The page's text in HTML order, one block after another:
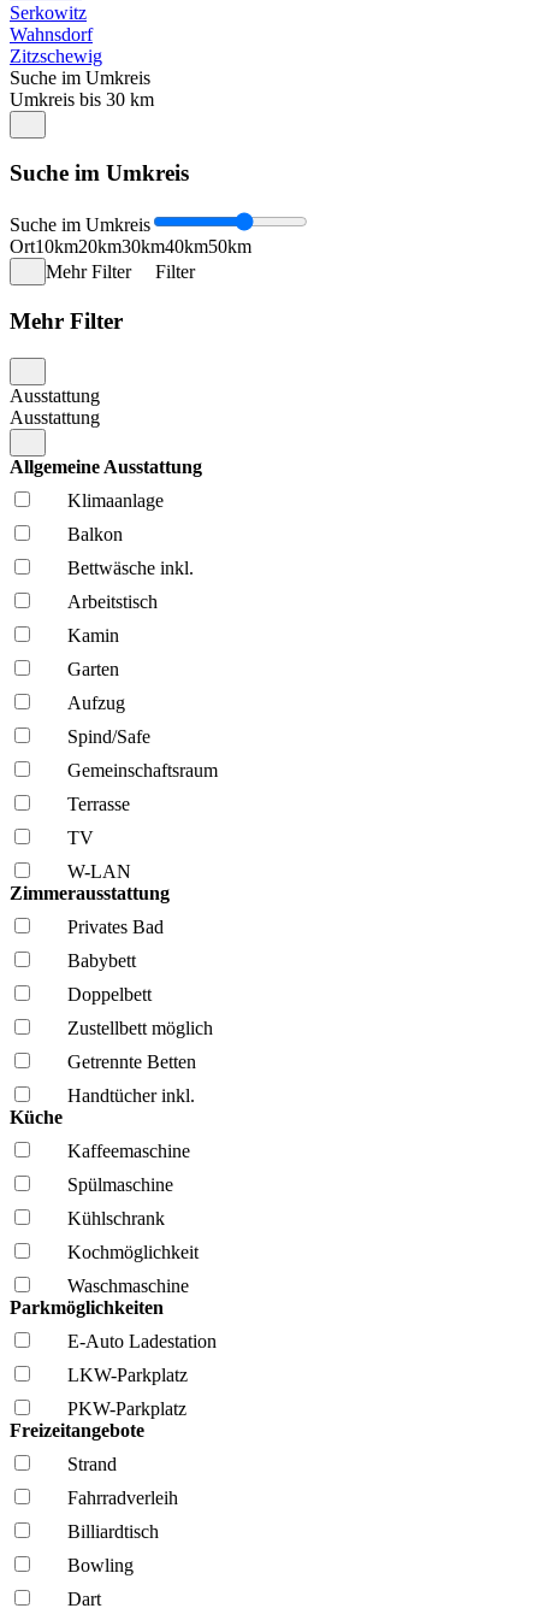
Serkowitz
Wahnsdorf
Zitzschewig
Suche im Umkreis
Umkreis bis 30 km
Suche im Umkreis
Suche im Umkreis
Ort10km20km30km40km50km
Mehr Filter
Filter
Mehr Filter
Ausstattung
Ausstattung
Allgemeine Ausstattung
Klima­anlage
Balkon
Bettwäsche inkl.
Arbeitstisch
Kamin
Garten
Aufzug
Spind/Safe
Gemeinschafts­raum
Terrasse
TV
W-LAN
Zimmerausstattung
Privates Bad
Babybett
Doppelbett
Zustellbett möglich
Getrennte Betten
Handtücher inkl.
Küche
Kaffee­maschine
Spül­maschine
Kühl­schrank
Kochmöglich­keit
Wasch­maschine
Parkmöglichkeiten
E-Auto Ladestation
LKW-Parkplatz
PKW-Parkplatz
Freizeitangebote
Strand
Fahrrad­verleih
Billiardtisch
Bowling
Dart